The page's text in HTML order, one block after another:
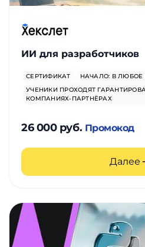
ИИ для разработчиков
СЕРТИФИКАТ
НАЧАЛО: В ЛЮБОЕ
УЧЕНИКИ ПРОХОДЯТ
КОМПАНИЯХ-ПАРТНЁРАХ
26 000 руб. Промокод
Далее